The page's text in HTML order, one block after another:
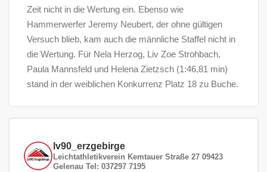
Zeit nicht in die Wertung ein. Ebenso wie
Hammerwerfer Jeremy Neubert, der ohne gültigen
Versuch blieb, kam auch die männliche Staffel nicht in
die Wertung. Für Nela Herzog, Liv Zoe Strohbach,
Paula Mannsfeld und Helena Zietzsch (1:46,81 min)
stand in der weiblichen Konkurrenz Platz 18 zu Buche.
lv90_erzgebirge
Leichtathletikverein Kemtauer Straße 27 09423
Gelenau Tel: 037297 7195